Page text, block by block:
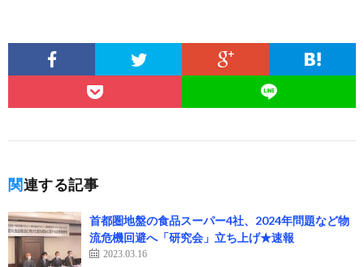
関連する記事
首都圏地盤の食品スーパー4社、2024年問題など物
流危機回避へ「研究会」立ち上げ★速報
2023.03.16